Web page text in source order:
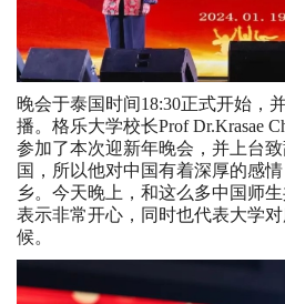
晚会于泰国时间18:30正式开始，
播。格乐大学校长Prof Dr.Krasae
参加了本次迎新年晚会，并上台
国，所以他对中国有着深厚的感
乡。今天晚上，和这么多中国师
表示非常开心，同时也代表大学
候。